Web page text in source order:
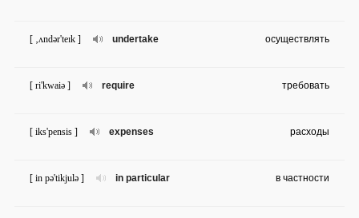
undertake
[ ‚ʌndər'teɪk ] осуществлять
require
[ ri'kwaiə ] требовать
expenses
[ iks'pensis ] расходы
in particular
[ in pə'tikjulə ] в частности